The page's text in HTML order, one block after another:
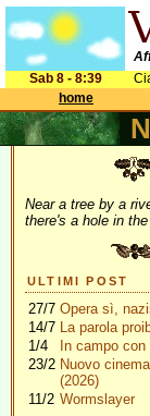
Sab 8 - 8:39
home
Near a tree by a
there's a hole in
ULTIMI POST
27/7 Opera sì,
14/7 La parola
1/4
In campo con
23/2 Nuovo
(2026)
11/2 Wormslayer